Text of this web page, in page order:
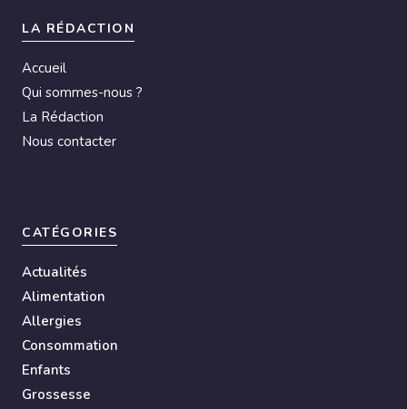
LA RÉDACTION
Accueil
Qui sommes-nous ?
La Rédaction
Nous contacter
CATÉGORIES
Actualités
Alimentation
Allergies
Consommation
Enfants
Grossesse